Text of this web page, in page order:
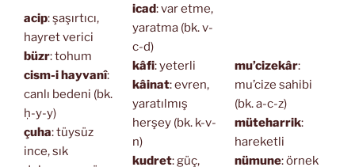
acip: şaşırtıcı,
hayret verici
büzr: tohum
cism-i hayvanî:
canlı bedeni (bk.
ḥ-y-y)
çuha: tüysüz
ince, sık
icad: var etme,
yaratma (bk. v-
c-d)
kâfi: yeterli
kâinat: evren,
yaratılmış
herşey (bk. k-v-
n)
kudret: güç,
mu’cizekâr:
mu’cize sahibi
(bk. a-c-z)
müteharrik:
hareketli
nümune: örnek